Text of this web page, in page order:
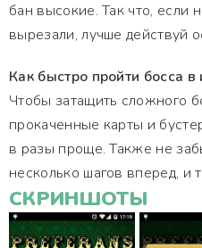
бан высокие. Так что, если
вырезали, лучше действуй
Как быстро пройти босса в
Чтобы затащить сложного
прокаченные карты и
в разы проще. Также не
несколько шагов вперед, и
СКРИНШОТЫ